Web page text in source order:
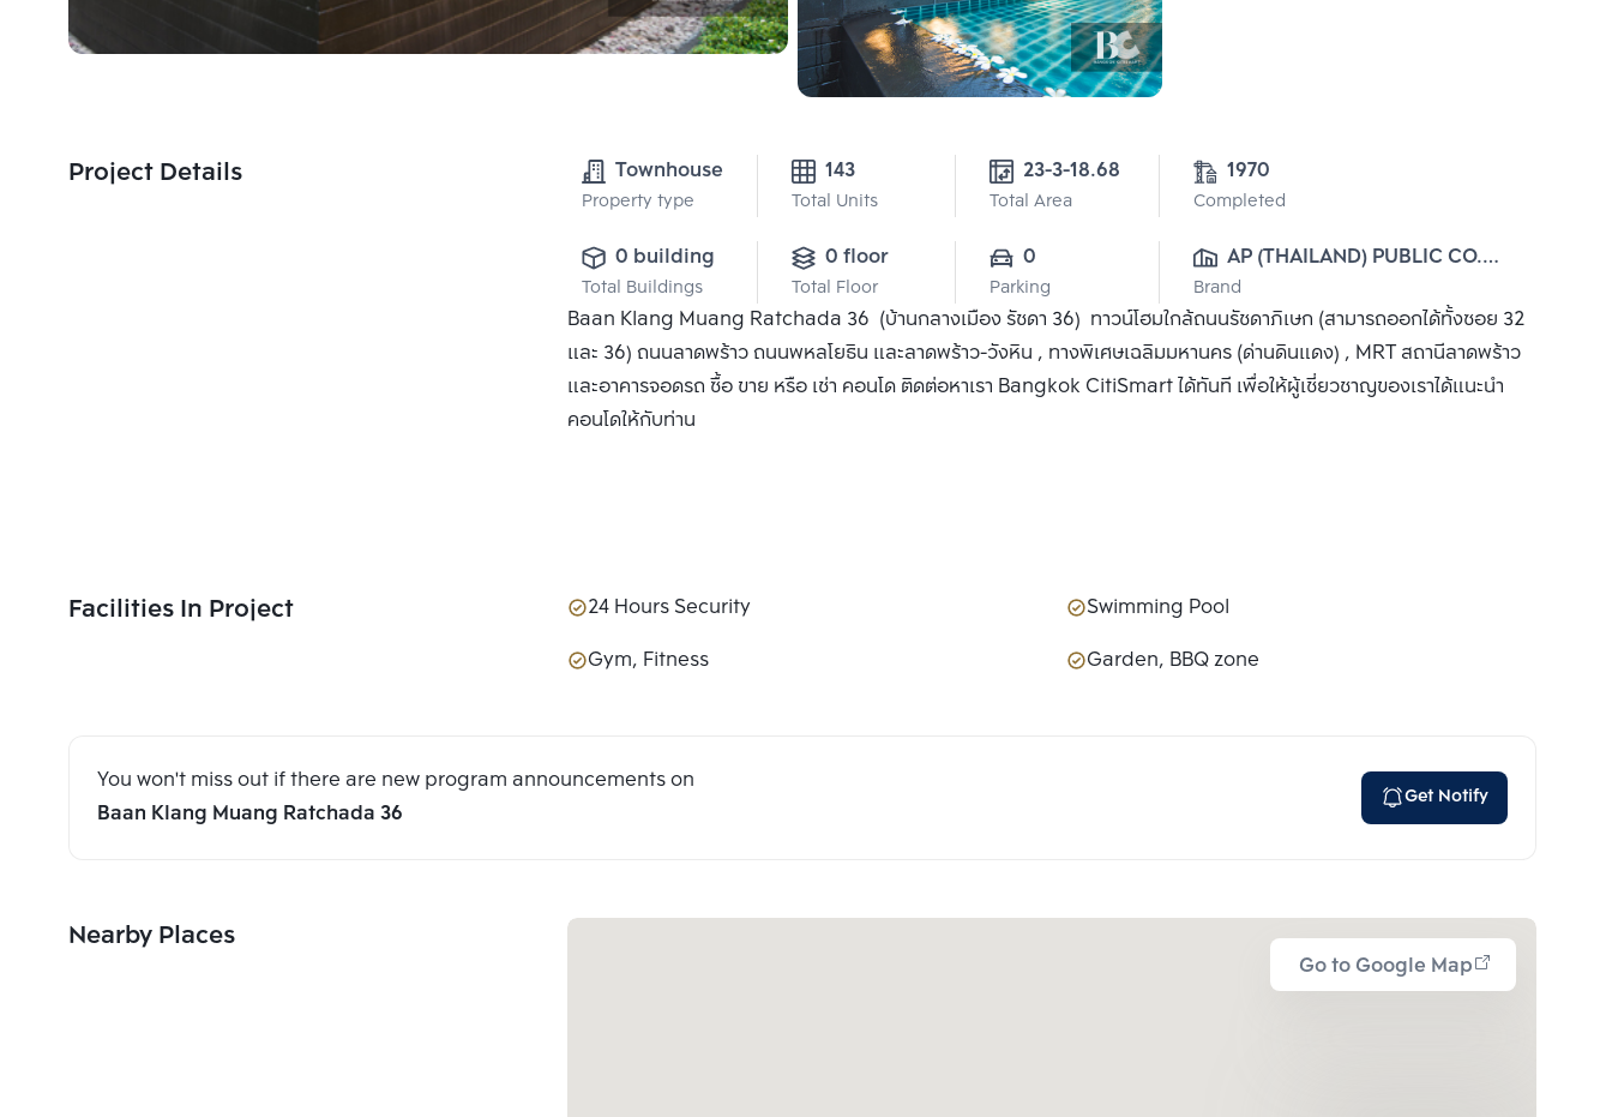
Project Details Townhouse
Property type
143
Total Units Total Area
1970
Completed
0 building
Total Buildings
0 floor
Total Floor
0
Parking
AP (THAILAND) PUBLIC CO.,
LTD.
Brand
Baan Klang Muang Ratchada 36 (บ้านกลางเมือง รัชดา 36) ทาวน์โฮมใกล้ถนนรัชดาภิเษก (สามารถออกได้ทั้งซอย 32
และ 36) ถนนลาดพร้าว ถนนพหลโยธิน และลาดพร้าว-วังหิน , ทางพิเศษเฉลิมมหานคร (ด่านดินแดง) , MRT สถานีลาดพร้าว
และอาคารจอดรถ ซื้อ ขาย หรือ เช่า คอนโด ติดต่อหาเรา Bangkok CitiSmart ได้ทันที เพื่อให้ผู้เชี่ยวชาญของเราได้แนะนำ
คอนโดให้กับท่าน
Facilities In Project 24 Hours Security
Swimming Pool
Gym, Fitness
Garden, BBQ zone
You won't miss out if there are new program announcements on
Baan Klang Muang Ratchada 36
Get Notify
Nearby Places
Go to Google Map